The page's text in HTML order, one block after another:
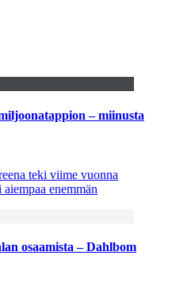
– miinusta
teki viime vuonna
enemmän
osaamista – Dahlbom